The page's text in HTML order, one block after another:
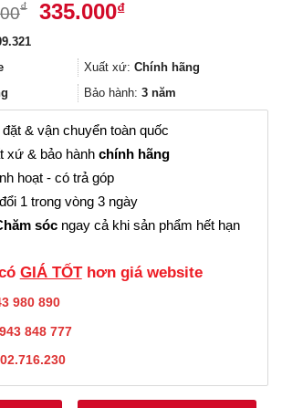
₫
Giá
447.000₫.
335.000₫Giá
là:
335.000₫.
Xuất xứ: Chính hãng
Bảo hành: 3 năm
& vận chuyển toàn quốc
xứ & bảo hành chính hãng
hoạt - có trả góp
1 trong vòng 3 ngày
sóc ngay cả khi sản phẩm hết hạn
GIÁ TỐThơn giá website
980 890
848 777